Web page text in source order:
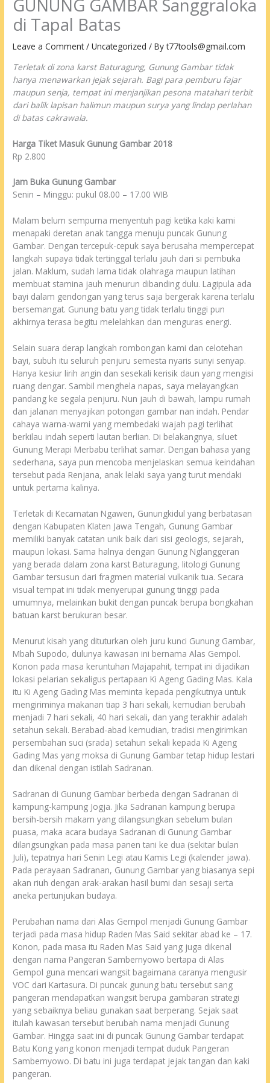
GUNUNG GAMBAR Sanggraloka
di Tapal Batas
Leave a Comment /Uncategorized / Byt77tools@gmail.com
Terletak di zona karst Baturagung, Gunung Gambar tidak
hanya menawarkan jejak sejarah. Bagi para pemburu fajar
maupun senja, tempat ini menjanjikan pesona matahari terbit
dari balik lapisan halimun maupun surya yang lindap perlahan
di batas cakrawala.
Harga Tiket Masuk Gunung Gambar 2018
Rp 2.800
Jam Buka Gunung Gambar
Senin – Minggu: pukul 08.00 – 17.00 WIB
Malam belum sempurna menyentuh pagi ketika kaki kami
menapaki deretan anak tangga menuju puncak Gunung
Gambar. Dengan tercepuk-cepuk saya berusaha mempercepat
langkah supaya tidak tertinggal terlalu jauh dari si pembuka
jalan. Maklum, sudah lama tidak olahraga maupun latihan
membuat stamina jauh menurun dibanding dulu. Lagipula ada
bayi dalam gendongan yang terus saja bergerak karena terlalu
bersemangat. Gunung batu yang tidak terlalu tinggi pun
akhirnya terasa begitu melelahkan dan menguras energi.
Selain suara derap langkah rombongan kami dan celotehan
bayi, subuh itu seluruh penjuru semesta nyaris sunyi senyap.
Hanya kesiur lirih angin dan sesekali kerisik daun yang mengisi
ruang dengar. Sambil menghela napas, saya melayangkan
pandang ke segala penjuru. Nun jauh di bawah, lampu rumah
dan jalanan menyajikan potongan gambar nan indah. Pendar
cahaya warna-warni yang membedaki wajah pagi terlihat
berkilau indah seperti lautan berlian. Di belakangnya, siluet
Gunung Merapi Merbabu terlihat samar. Dengan bahasa yang
sederhana, saya pun mencoba menjelaskan semua keindahan
tersebut pada Renjana, anak lelaki saya yang turut mendaki
untuk pertama kalinya.
Terletak di Kecamatan Ngawen, Gunungkidul yang berbatasan
dengan Kabupaten Klaten Jawa Tengah, Gunung Gambar
memiliki banyak catatan unik baik dari sisi geologis, sejarah,
maupun lokasi. Sama halnya dengan Gunung Nglanggeran
yang berada dalam zona karst Baturagung, litologi Gunung
Gambar tersusun dari fragmen material vulkanik tua. Secara
visual tempat ini tidak menyerupai gunung tinggi pada
umumnya, melainkan bukit dengan puncak berupa bongkahan
batuan karst berukuran besar.
Menurut kisah yang dituturkan oleh juru kunci Gunung Gambar,
Mbah Supodo, dulunya kawasan ini bernama Alas Gempol.
Konon pada masa keruntuhan Majapahit, tempat ini dijadikan
lokasi pelarian sekaligus pertapaan Ki Ageng Gading Mas. Kala
itu Ki Ageng Gading Mas meminta kepada pengikutnya untuk
mengiriminya makanan tiap 3 hari sekali, kemudian berubah
menjadi 7 hari sekali, 40 hari sekali, dan yang terakhir adalah
setahun sekali. Berabad-abad kemudian, tradisi mengirimkan
persembahan suci (srada) setahun sekali kepada Ki Ageng
Gading Mas yang moksa di Gunung Gambar tetap hidup lestari
dan dikenal dengan istilah Sadranan.
Sadranan di Gunung Gambar berbeda dengan Sadranan di
kampung-kampung Jogja. Jika Sadranan kampung berupa
bersih-bersih makam yang dilangsungkan sebelum bulan
puasa, maka acara budaya Sadranan di Gunung Gambar
dilangsungkan pada masa panen tani ke dua (sekitar bulan
Juli), tepatnya hari Senin Legi atau Kamis Legi (kalender jawa).
Pada perayaan Sadranan, Gunung Gambar yang biasanya sepi
akan riuh dengan arak-arakan hasil bumi dan sesaji serta
aneka pertunjukan budaya.
Perubahan nama dari Alas Gempol menjadi Gunung Gambar
terjadi pada masa hidup Raden Mas Said sekitar abad ke – 17.
Konon, pada masa itu Raden Mas Said yang juga dikenal
dengan nama Pangeran Sambernyowo bertapa di Alas
Gempol guna mencari wangsit bagaimana caranya mengusir
VOC dari Kartasura. Di puncak gunung batu tersebut sang
pangeran mendapatkan wangsit berupa gambaran strategi
yang sebaiknya beliau gunakan saat berperang. Sejak saat
itulah kawasan tersebut berubah nama menjadi Gunung
Gambar. Hingga saat ini di puncak Gunung Gambar terdapat
Batu Kong yang konon menjadi tempat duduk Pangeran
Sambernyowo. Di batu ini juga terdapat jejak tangan dan kaki
pangeran.